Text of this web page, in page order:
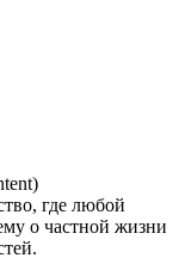
где любой
о частной жизни